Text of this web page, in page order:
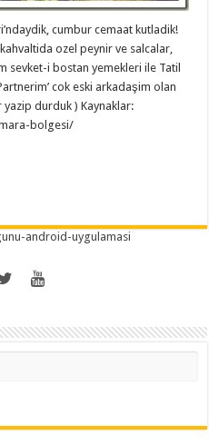
cumbur cemaat kutladik!
ozel peynir ve salcalar,
sevket-i bostan yemekleri ile Tatil
cok eski arkadaşim olan
durduk ) Kaynaklar:
bolgesi/